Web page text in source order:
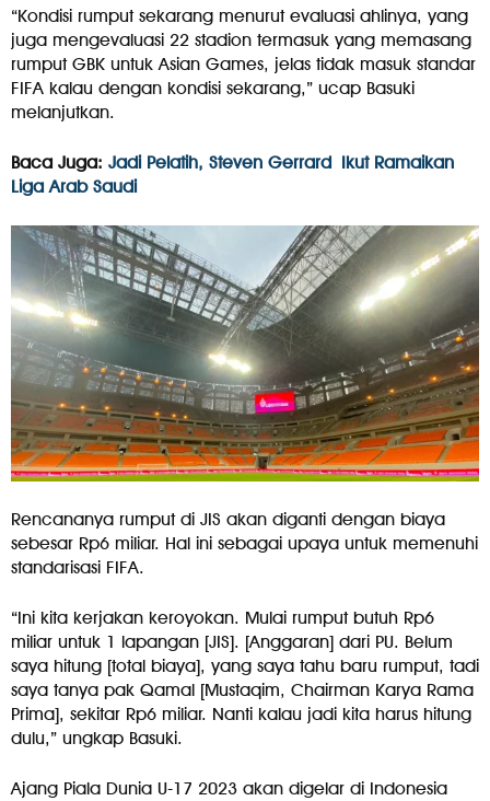
“Kondisi rumput sekarang menurut evaluasi ahlinya, yang
juga mengevaluasi 22 stadion termasuk yang memasang
rumput GBK untuk Asian Games, jelas tidak masuk standar
FIFA kalau dengan kondisi sekarang,” ucap Basuki
melanjutkan.
Baca Juga: Jadi Pelatih, Steven Gerrard Ikut Ramaikan
Liga Arab Saudi
Rencananya rumput di JIS akan diganti dengan biaya
sebesar Rp6 miliar. Hal ini sebagai upaya untuk memenuhi
standarisasi FIFA.
“Ini kita kerjakan keroyokan. Mulai rumput butuh Rp6
miliar untuk 1 lapangan [JIS]. [Anggaran] dari PU. Belum
saya hitung [total biaya], yang saya tahu baru rumput, tadi
saya tanya pak Qamal [Mustaqim, Chairman Karya Rama
Prima], sekitar Rp6 miliar. Nanti kalau jadi kita harus hitung
dulu,” ungkap Basuki.
Ajang Piala Dunia U-17 2023 akan digelar di Indonesia